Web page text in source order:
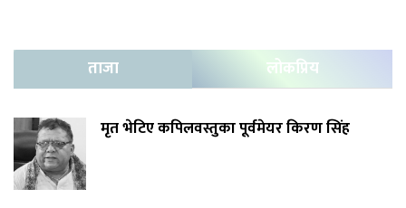
ताजा लोकप्रिय
मृत भेटिए कपिलवस्तुका पूर्वमेयर किरण सिंह